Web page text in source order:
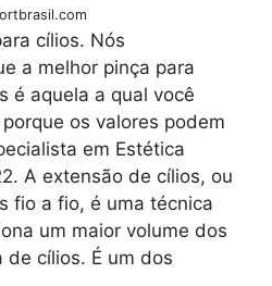
cílios. Nós
a melhor pinça para
é aquela a qual você
os valores podem
em Estética
A extensão de cílios, ou
fio a fio, é uma técnica
um maior volume dos
de cílios. É um dos